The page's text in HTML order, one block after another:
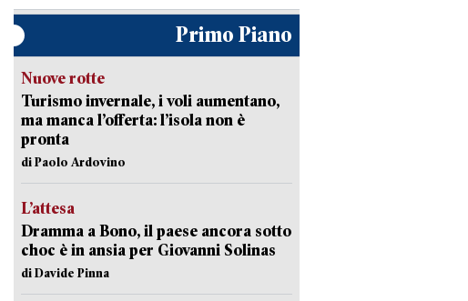
Primo Piano
Nuove rotte
Turismo invernale, i voli aumentano,
ma manca l’offerta: l’isola non è
pronta
di Paolo Ardovino
L’attesa
Dramma a Bono, il paese ancora sotto
choc è in ansia per Giovanni Solinas
di Davide Pinna